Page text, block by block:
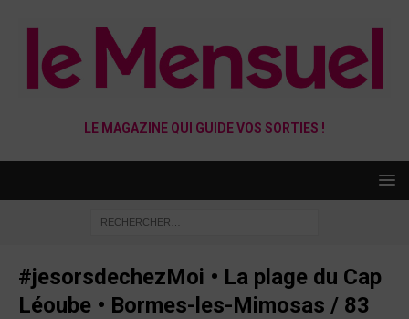
LE MAGAZINE QUI GUIDE VOS SORTIES !
#jesorsdechezMoi • La plage du Cap
Léoube • Bormes-les-Mimosas / 83